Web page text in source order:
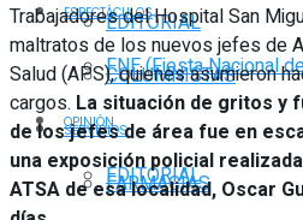
EDITORIAL
COLUMNISTAS
SERVICIOS
FARMACIAS
ESPECTÁCULOS
FNE (Fiesta Nacional
OPINIÓN
EDITORIAL
Trabajadores del Hospital San
maltratos de los nuevos jefes de
Salud (APS), quienes asumieron
cargos. La situación de gritos y
de los jefes de área fue en
una exposición policial
ATSA de esa localidad, Oscar